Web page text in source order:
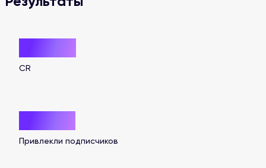
CR
Привлекли подписчиков